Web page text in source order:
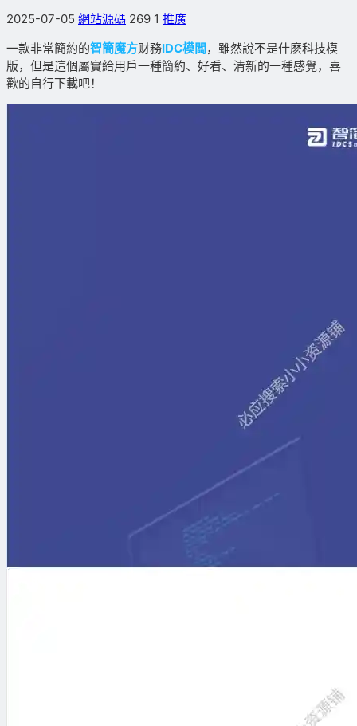
2025-07-05 網站源碼 269 1 推廣
一款非常簡約的智簡魔方财務IDC模闆 ，雖然說不是什麽科技模
版，但是這個屬實給用戶一種簡約、好看、清新的一種感覺，喜
歡的自行下載吧！